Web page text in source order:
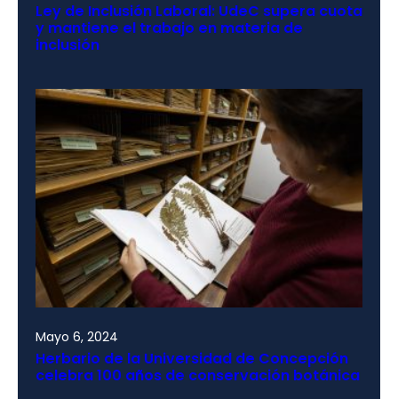
Ley de Inclusión Laboral: UdeC supera cuota
y mantiene el trabajo en materia de
inclusión
Mayo 6, 2024
Herbario de la Universidad de Concepción
celebra 100 años de conservación botánica